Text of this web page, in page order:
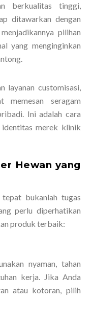
berkualitas tinggi,
ditawarkan dengan
pilihan
yang menginginkan
layanan customisasi,
memesan seragam
Ini adalah cara
merek klinik
Hewan yang
bukanlah tugas
perlu diperhatikan
produk terbaik:
nyaman, tahan
kerja. Jika Anda
atau kotoran, pilih